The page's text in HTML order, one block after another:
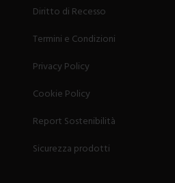
Diritto di Recesso
Termini e Condizioni
Privacy Policy
Cookie Policy
Report Sostenibilità
Sicurezza prodotti